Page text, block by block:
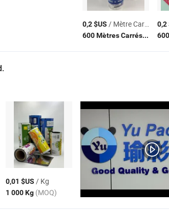
0,2 $US / Mètre Carré
600 Mètres Carrés(MOQ)
0,2
0,01 $US / Kg
1 000 Kg (MOQ)